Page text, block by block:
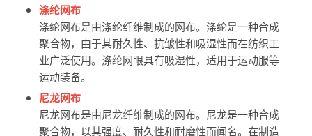
涤纶网布
涤纶网布是由涤纶纤维制成的网布。涤纶是一种合成
聚合物，由于其耐久性、抗皱性和吸湿性而在纺织工
业广泛使用。涤纶网眼具有吸湿性，适用于运动服等
运动装备。
尼龙网布
尼龙网布是由尼龙纤维制成的网布。尼龙是一种合成
聚合物，以其强度、耐久性和耐磨性而闻名。在制造